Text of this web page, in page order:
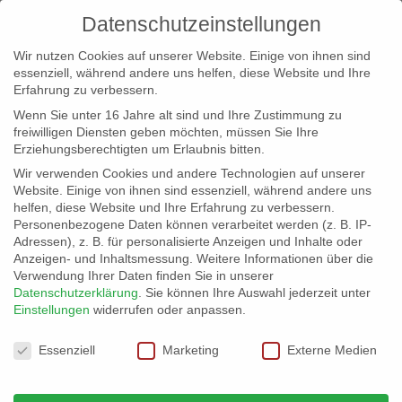
info@erfolgreich-events.de
+4940 46 777 230
Datenschutzeinstellungen
Wir nutzen Cookies auf unserer Website. Einige von ihnen sind
essenziell, während andere uns helfen, diese Website und Ihre
Erfahrung zu verbessern.
Wenn Sie unter 16 Jahre alt sind und Ihre Zustimmung zu
freiwilligen Diensten geben möchten, müssen Sie Ihre
Erziehungsberechtigten um Erlaubnis bitten.
Wir verwenden Cookies und andere Technologien auf unserer
Website. Einige von ihnen sind essenziell, während andere uns
helfen, diese Website und Ihre Erfahrung zu verbessern.
Personenbezogene Daten können verarbeitet werden (z. B. IP-
Adressen), z. B. für personalisierte Anzeigen und Inhalte oder
Anzeigen- und Inhaltsmessung. Weitere Informationen über die
Verwendung Ihrer Daten finden Sie in unserer
Datenschutzerklärung
Sie können Ihre Auswahl jederzeit unter
Einstellungen widerrufen oder anpassen.
Datenschutzeinstellungen
Essenziell Marketing Externe Medien